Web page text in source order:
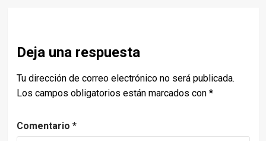
Deja una respuesta
Tu dirección de correo electrónico no será publicada.
Los campos obligatorios están marcados con *
Comentario *